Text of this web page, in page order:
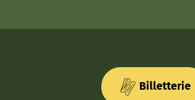
Billetterie